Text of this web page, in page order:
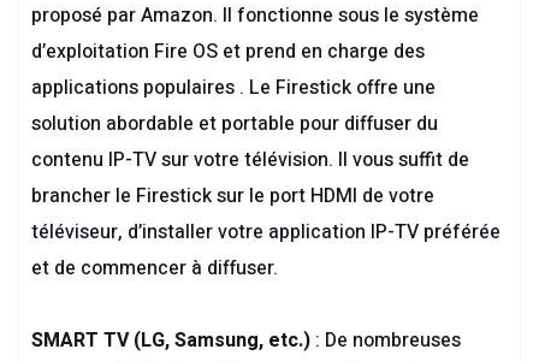
proposé par Amazon. Il fonctionne sous le système
d’exploitation Fire OS et prend en charge des
applications populaires . Le Firestick offre une
solution abordable et portable pour diffuser du
contenu IP-TV sur votre télévision. Il vous suffit de
brancher le Firestick sur le port HDMI de votre
téléviseur, d’installer votre application IP-TV préférée
et de commencer à diffuser.
SMART TV (LG, Samsung, etc.) : De nombreuses